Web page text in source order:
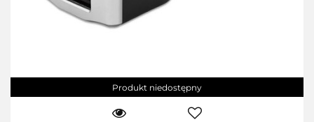
Produkt niedostępny